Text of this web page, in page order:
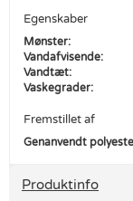
Egenskaber
Mønster:
Vandafvisende:
Vandtæt:
Vaskegrader:
Fremstillet af
Genanvendt
Produktinfo